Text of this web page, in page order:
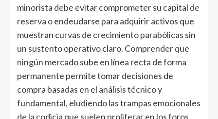
minorista debe evitar comprometer su capital de
reserva o endeudarse para adquirir activos que
muestran curvas de crecimiento parabólicas sin
un sustento operativo claro. Comprender que
ningún mercado sube en línea recta de forma
permanente permite tomar decisiones de
compra basadas en el análisis técnico y
fundamental, eludiendo las trampas emocionales
de la codicia que suelen proliferar en los foros